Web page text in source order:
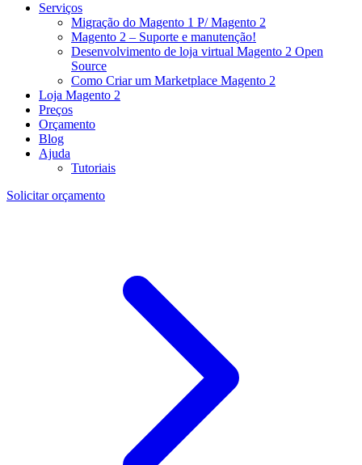
Serviços
Migração do Magento 1 P/ Magento 2
Magento 2 – Suporte e manutenção!
Desenvolvimento de loja virtual Magento 2 Open
Source
Como Criar um Marketplace Magento 2
Loja Magento 2
Preços
Orçamento
Blog
Ajuda
Tutoriais
Solicitar orçamento